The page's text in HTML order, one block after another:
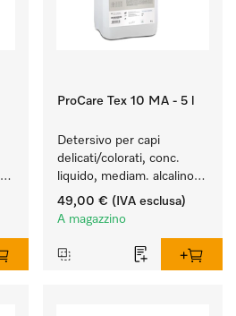
ProCare Tex 10 MA - 5 l
Detersivo per capi
delicati/colorati, conc.
liquido, mediam. alcalino,
5 l per il lavaggio di capi
colorati e capi delicati.
49,00 € (IVA esclusa)
A magazzino